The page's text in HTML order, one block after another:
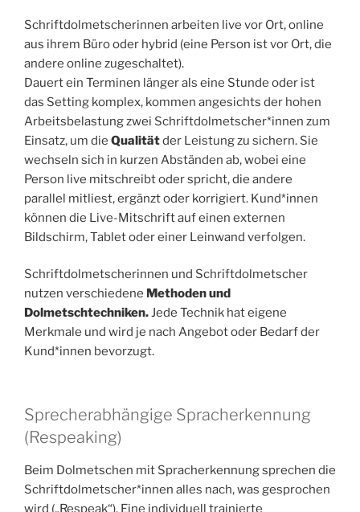
Schriftdolmetscherinnen arbeiten live vor Ort, online
aus ihrem Büro oder hybrid (eine Person ist vor Ort, die
andere online zugeschaltet).
Dauert ein Terminen länger als eine Stunde oder ist
das Setting komplex, kommen angesichts der hohen
Arbeitsbelastung zwei Schriftdolmetscher*innen zum
Einsatz, um die Qualitätder Leistung zu sichern. Sie
wechseln sich in kurzen Abständen ab, wobei eine
Person live mitschreibt oder spricht, die andere
parallel mitliest, ergänzt oder korrigiert. Kund*innen
können die Live-Mitschrift auf einen externen
Bildschirm, Tablet oder einer Leinwand verfolgen.
Schriftdolmetscherinnen und Schriftdolmetscher
nutzen verschiedene Methoden und
Dolmetschtechniken.Jede Technik hat eigene
Merkmale und wird je nach Angebot oder Bedarf der
Kund*innen bevorzugt.
Sprecherabhängige Spracherkennung
(Respeaking)
Beim Dolmetschen mit Spracherkennung sprechen die
Schriftdolmetscher*innen alles nach, was gesprochen
wird („Respeak“). Eine individuell trainierte